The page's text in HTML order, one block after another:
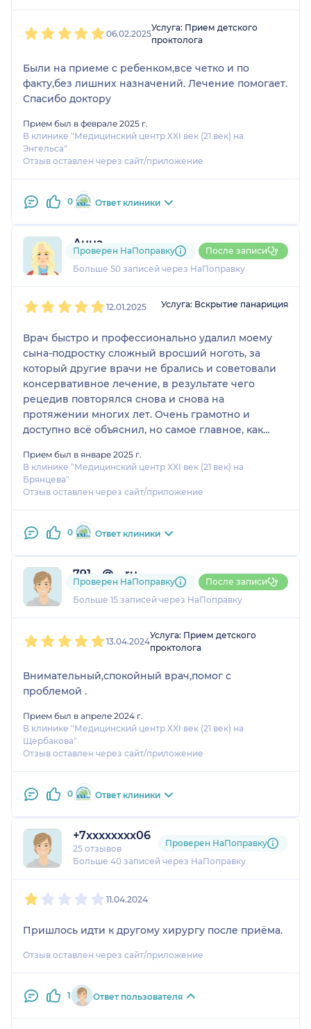
06.02.2025
Услуга: Прием детского
проктолога
Были на приеме с ребенком,все четко и по
факту,без лишних назначений. Лечение помогает.
Спасибо доктору
Прием был в феврале 2025 г.
В клинике "Медицинский центр XXI век (21 век) на
Энгельса"
Отзыв оставлен через сайт/приложение
0 Ответ клиники
Анна
21 отзыви 1 оценка
Больше 50 записей через НаПоправку
Проверен НаПоправку После записи
12.01.2025 Услуга: Вскрытие панариция
Врач быстро и профессионально удалил моему
сына-подростку сложный вросший ноготь, за
который другие врачи не брались и советовали
консервативное лечение, в результате чего
рецедив повторялся снова и снова на
протяжении многих лет. Очень грамотно и
доступно всё объяснил, но самое главное, как
операция. Большое спасибо и удачи Даниле
Викторовичу!
Прием был в январе 2025 г.
В клинике "Медицинский центр XXI век (21 век) на
Брянцева"
Отзыв оставлен через сайт/приложение
0 Ответ клиники
791....@....ru
4 отзыва
Больше 15 записей через НаПоправку
Проверен НаПоправку После записи
13.04.2024
Услуга: Прием детского
проктолога
Внимательный,спокойный врач,помог с
проблемой .
Прием был в апреле 2024 г.
В клинике "Медицинский центр XXI век (21 век) на
Щербакова"
Отзыв оставлен через сайт/приложение
0 Ответ клиники
+7xxxxxxxx06
25 отзывов
Больше 40 записей через НаПоправку
Проверен НаПоправку
11.04.2024
Пришлось идти к другому хирургу после приёма.
Отзыв оставлен через сайт/приложение
1 Ответ пользователя